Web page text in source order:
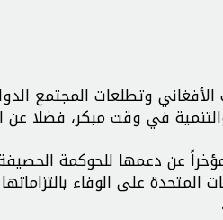
وتطلعات المجتمع
في وقت مبكر، فضلا عن
عن دعمها للحوكمة الحصيفة
المتحدة على الوفاء